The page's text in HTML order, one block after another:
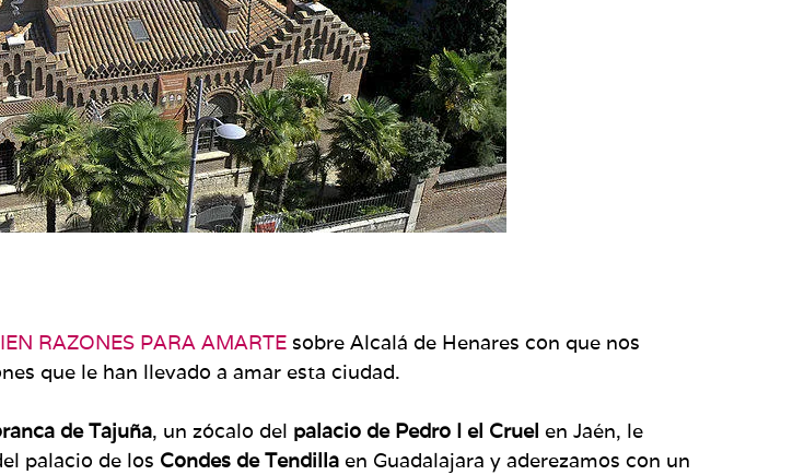
RAZONES PARA AMARTE sobre Alcalá de Henares con que nos
que le han llevado a amar esta ciudad.
de Tajuña, un zócalo del palacio de Pedro I el Cruel en Jaén, le
palacio de los Condes de Tendilla en Guadalajara y aderezamos con un